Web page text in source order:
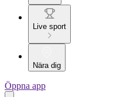
Live sport
Nära dig
Öppna app